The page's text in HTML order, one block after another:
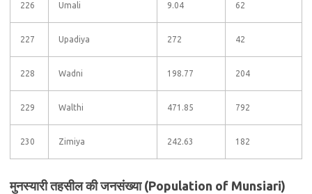
226 Umali 9.04 62
227 Upadiya 272 42
228 Wadni 198.77 204
229 Walthi 471.85 792
230 Zimiya 242.63 182
मुनस्यारी तहसील की जनसंख्या (Population of Munsiari)